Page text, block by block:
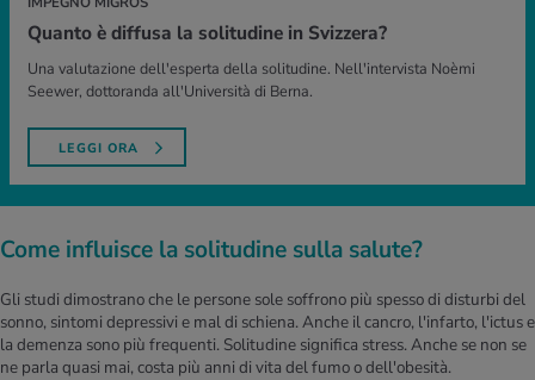
Quanto è diffusa la solitudine in Svizzera?
Una valutazione dell'esperta della solitudine. Nell'intervista Noèmi
Seewer, dottoranda all'Università di Berna.
LEGGI ORA
Come influisce la solitudine sulla salute?
Gli studi dimostrano che le persone sole soffrono più spesso di disturbi del
sonno, sintomi depressivi e mal di schiena. Anche il cancro, l'infarto, l'ictus e
la demenza sono più frequenti. Solitudine significa stress. Anche se non se
ne parla quasi mai, costa più anni di vita del fumo o dell'obesità.